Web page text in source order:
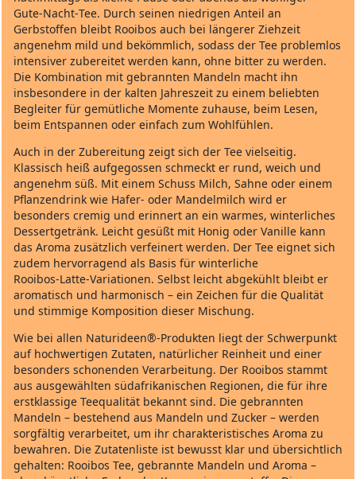
Gute‑Nacht‑Tee. Durch seinen niedrigen Anteil an
Gerbstoffen bleibt Rooibos auch bei längerer Ziehzeit
angenehm mild und bekömmlich, sodass der Tee problemlos
intensiver zubereitet werden kann, ohne bitter zu werden.
Die Kombination mit gebrannten Mandeln macht ihn
insbesondere in der kalten Jahreszeit zu einem beliebten
Begleiter für gemütliche Momente zuhause, beim Lesen,
beim Entspannen oder einfach zum Wohlfühlen.
Auch in der Zubereitung zeigt sich der Tee vielseitig.
Klassisch heiß aufgegossen schmeckt er rund, weich und
angenehm süß. Mit einem Schuss Milch, Sahne oder einem
Pflanzendrink wie Hafer‑ oder Mandelmilch wird er
besonders cremig und erinnert an ein warmes, winterliches
Dessertgetränk. Leicht gesüßt mit Honig oder Vanille kann
das Aroma zusätzlich verfeinert werden. Der Tee eignet sich
zudem hervorragend als Basis für winterliche
Rooibos‑Latte‑Variationen. Selbst leicht abgekühlt bleibt er
aromatisch und harmonisch – ein Zeichen für die Qualität
und stimmige Komposition dieser Mischung.
Wie bei allen Naturideen®‑Produkten liegt der Schwerpunkt
auf hochwertigen Zutaten, natürlicher Reinheit und einer
besonders schonenden Verarbeitung. Der Rooibos stammt
aus ausgewählten südafrikanischen Regionen, die für ihre
erstklassige Teequalität bekannt sind. Die gebrannten
Mandeln – bestehend aus Mandeln und Zucker – werden
sorgfältig verarbeitet, um ihr charakteristisches Aroma zu
bewahren. Die Zutatenliste ist bewusst klar und übersichtlich
gehalten: Rooibos Tee, gebrannte Mandeln und Aroma –